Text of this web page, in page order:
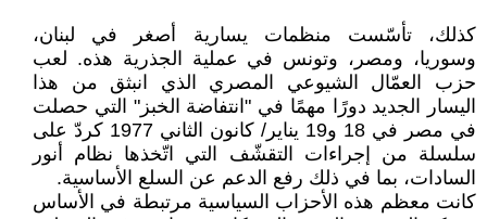
كذلك، تأسّست منظمات يسارية أصغر في لبنان،
وسوريا، ومصر، وتونس في عملية الجذرية هذه. لعب
حزب العمّال الشيوعي المصري الذي انبثق من هذا
اليسار الجديد دورًا مهمًا في "انتفاضة الخبز" التي حصلت
في مصر في 18 و19 يناير/ كانون الثاني 1977 كردّ على
سلسلة من إجراءات التقشّف التي اتّخذها نظام أنور
السادات، بما في ذلك رفع الدعم عن السلع الأساسية.
كانت معظم هذه الأحزاب السياسية مرتبطة في الأساس